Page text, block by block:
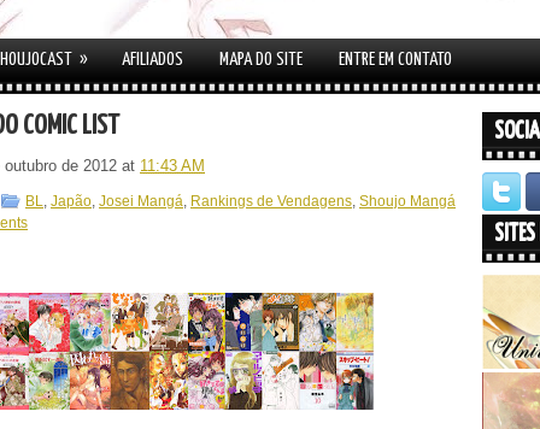
» AFILIADOS MAPA DO SITE ENTRE EM CONTATO
COMIC LIST
de 2012 at 11:43 AM
BL, Japão, Josei Mangá, Rankings de Vendagens, Shoujo Mangá
SITES